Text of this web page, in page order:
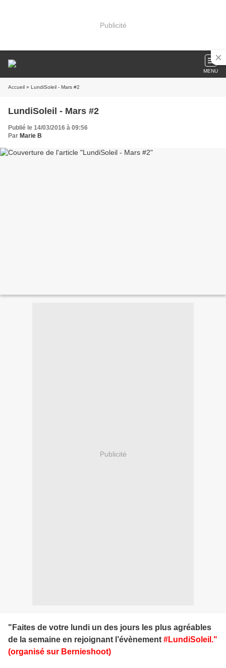
Publicité
MENU
Accueil » LundiSoleil - Mars #2
LundiSoleil - Mars #2
Publié le 14/03/2016 à 09:56
Par Marie B
Publicité
"Faites de votre lundi un des jours les plus agréables
de la semaine en rejoignant l’évènement #LundiSoleil ."
(organisé sur Bernieshoot)